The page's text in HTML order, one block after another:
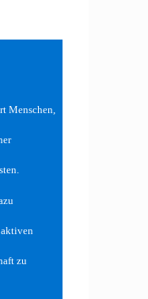
Menschen,
zu